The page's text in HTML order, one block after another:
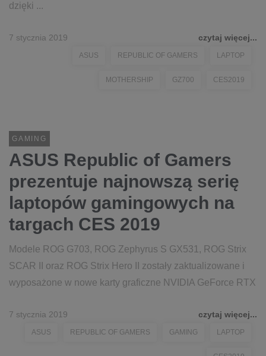
dzięki ...
7 stycznia 2019 czytaj więcej...
ASUS REPUBLIC OF GAMERS LAPTOP
MOTHERSHIP GZ700 CES2019
GAMING
ASUS Republic of Gamers
prezentuje najnowszą serię
laptopów gamingowych na
targach CES 2019
Modele ROG G703, ROG Zephyrus S GX531, ROG Strix
SCAR II oraz ROG Strix Hero II zostały zaktualizowane i
wyposażone w nowe karty graficzne NVIDIA GeForce RTX
7 stycznia 2019 czytaj więcej...
ASUS REPUBLIC OF GAMERS GAMING LAPTOP